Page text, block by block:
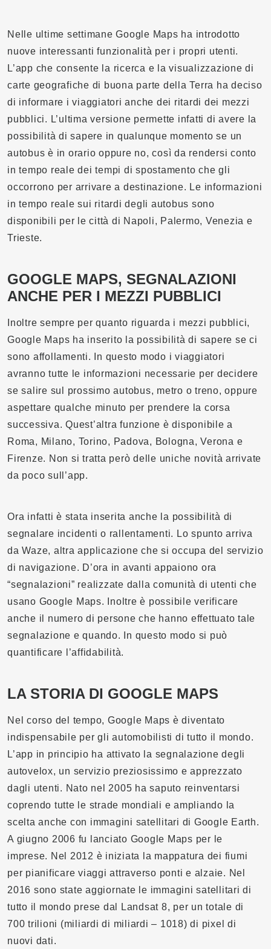
Nelle ultime settimane Google Maps ha introdotto
nuove interessanti funzionalità per i propri utenti.
L’app che consente la ricerca e la visualizzazione di
carte geografiche di buona parte della Terra ha deciso
di informare i viaggiatori anche dei ritardi dei mezzi
pubblici. L’ultima versione permette infatti di avere la
possibilità di sapere in qualunque momento se un
autobus è in orario oppure no, così da rendersi conto
in tempo reale dei tempi di spostamento che gli
occorrono per arrivare a destinazione. Le informazioni
in tempo reale sui ritardi degli autobus sono
disponibili per le città di Napoli, Palermo, Venezia e
Trieste.
GOOGLE MAPS, SEGNALAZIONI
ANCHE PER I MEZZI PUBBLICI
Inoltre sempre per quanto riguarda i mezzi pubblici,
Google Maps ha inserito la possibilità di sapere se ci
sono affollamenti. In questo modo i viaggiatori
avranno tutte le informazioni necessarie per decidere
se salire sul prossimo autobus, metro o treno, oppure
aspettare qualche minuto per prendere la corsa
successiva. Quest’altra funzione è disponibile a
Roma, Milano, Torino, Padova, Bologna, Verona e
Firenze. Non si tratta però delle uniche novità arrivate
da poco sull’app.
Ora infatti è stata inserita anche la possibilità di
segnalare incidenti o rallentamenti. Lo spunto arriva
da Waze, altra applicazione che si occupa del servizio
di navigazione. D’ora in avanti appaiono ora
“segnalazioni” realizzate dalla comunità di utenti che
usano Google Maps. Inoltre è possibile verificare
anche il numero di persone che hanno effettuato tale
segnalazione e quando. In questo modo si può
quantificare l’affidabilità.
LA STORIA DI GOOGLE MAPS
Nel corso del tempo, Google Maps è diventato
indispensabile per gli automobilisti di tutto il mondo.
L’app in principio ha attivato la segnalazione degli
autovelox, un servizio preziosissimo e apprezzato
dagli utenti. Nato nel 2005 ha saputo reinventarsi
coprendo tutte le strade mondiali e ampliando la
scelta anche con immagini satellitari di Google Earth.
A giugno 2006 fu lanciato Google Maps per le
imprese. Nel 2012 è iniziata la mappatura dei fiumi
per pianificare viaggi attraverso ponti e alzaie. Nel
2016 sono state aggiornate le immagini satellitari di
tutto il mondo prese dal Landsat 8, per un totale di
700 trilioni (miliardi di miliardi – 1018) di pixel di
nuovi dati.